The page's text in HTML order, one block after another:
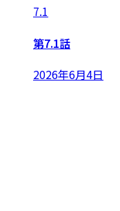
7.1
第7.1話
2026年6月4日